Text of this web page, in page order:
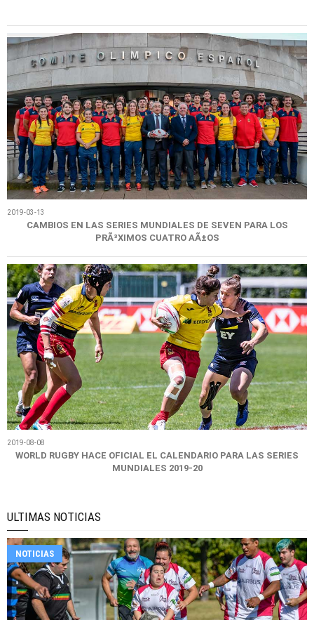
2019-03-13
CAMBIOS EN LAS SERIES MUNDIALES DE SEVEN PARA LOS
PRÃ³XIMOS CUATRO AÃ±OS
2019-08-08
WORLD RUGBY HACE OFICIAL EL CALENDARIO PARA LAS SERIES
MUNDIALES 2019-20
ULTIMAS NOTICIAS
NOTICIAS